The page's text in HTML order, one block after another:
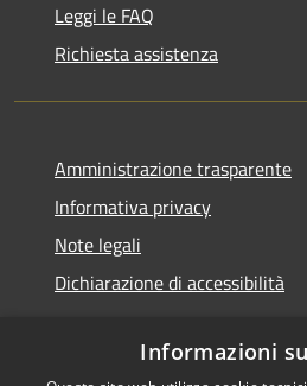
Leggi le FAQ
Richiesta assistenza
Amministrazione trasparente
Informativa privacy
Note legali
Dichiarazione di accessibilità
Informazioni